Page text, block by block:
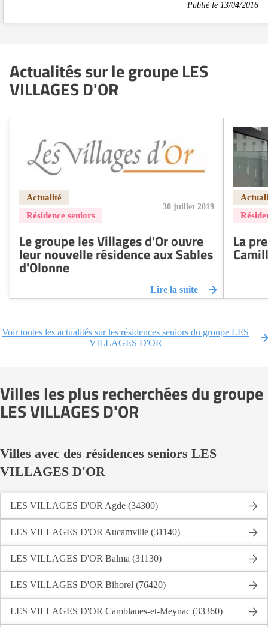
Publié le 13/04/2016
Actualités sur le groupe LES
VILLAGES D'OR
30 juillet 2019
Le groupe les Villages d'Or ouvre
leur nouvelle résidence aux Sables
d'Olonne
Lire la suite
La
Voir toutes les actualités sur les résidences seniors du groupe LES
VILLAGES D'OR
Villes les plus recherchées du groupe
LES VILLAGES D'OR
Villes avec des résidences seniors LES
VILLAGES D'OR
LES VILLAGES D'OR Agde (34300)
LES VILLAGES D'OR Aucamville (31140)
LES VILLAGES D'OR Balma (31130)
LES VILLAGES D'OR Bihorel (76420)
LES VILLAGES D'OR Camblanes-et-Meynac (33360)